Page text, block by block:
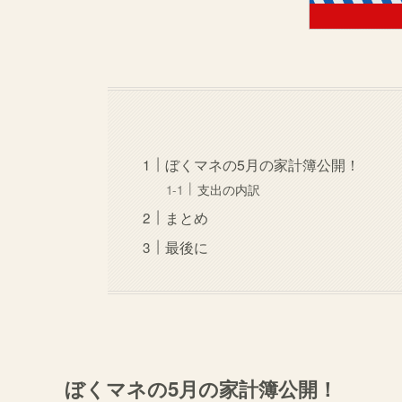
ぼくマネの5月の家計簿公開！
支出の内訳
まとめ
最後に
ぼくマネの5月の家計簿公開！